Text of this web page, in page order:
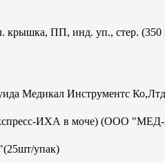
крышка, ПП, инд. уп., стер.
Медикал Инструментс
экспресс-ИХА в моче) (ООО
упак)